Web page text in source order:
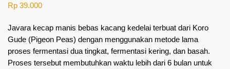
Rp 39.000
Javara kecap manis bebas kacang kedelai terbuat dari Koro
Gude (Pigeon Peas) dengan menggunakan metode lama
proses fermentasi dua tingkat, fermentasi kering, dan basah.
Proses tersebut membutuhkan waktu lebih dari 6 bulan untuk